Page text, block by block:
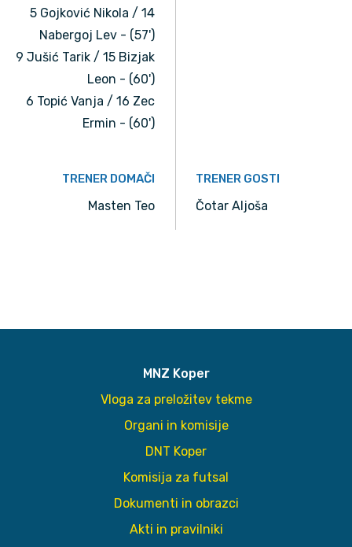
5 Gojković Nikola / 14
Nabergoj Lev - (57')
9 Jušić Tarik / 15 Bizjak
Leon - (60')
6 Topić Vanja / 16 Zec
Ermin - (60')
TRENER DOMAČI
Masten Teo
TRENER GOSTI
Čotar Aljoša
MNZ Koper
Vloga za preložitev tekme
Organi in komisije
DNT Koper
Komisija za futsal
Dokumenti in obrazci
Akti in pravilniki